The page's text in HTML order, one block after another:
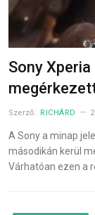
Sony
Szerző: RICHÁRD
A Sony a minap
másodikán kerül
Várhatóan ezen a